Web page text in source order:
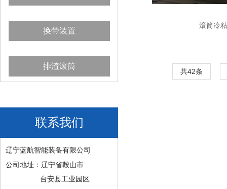
换带装置
排渣滚筒
联系我们
辽宁蓝航智能装备有限公司
公司地址：辽宁省鞍山市
台安县工业园区
滚筒冷
共42条